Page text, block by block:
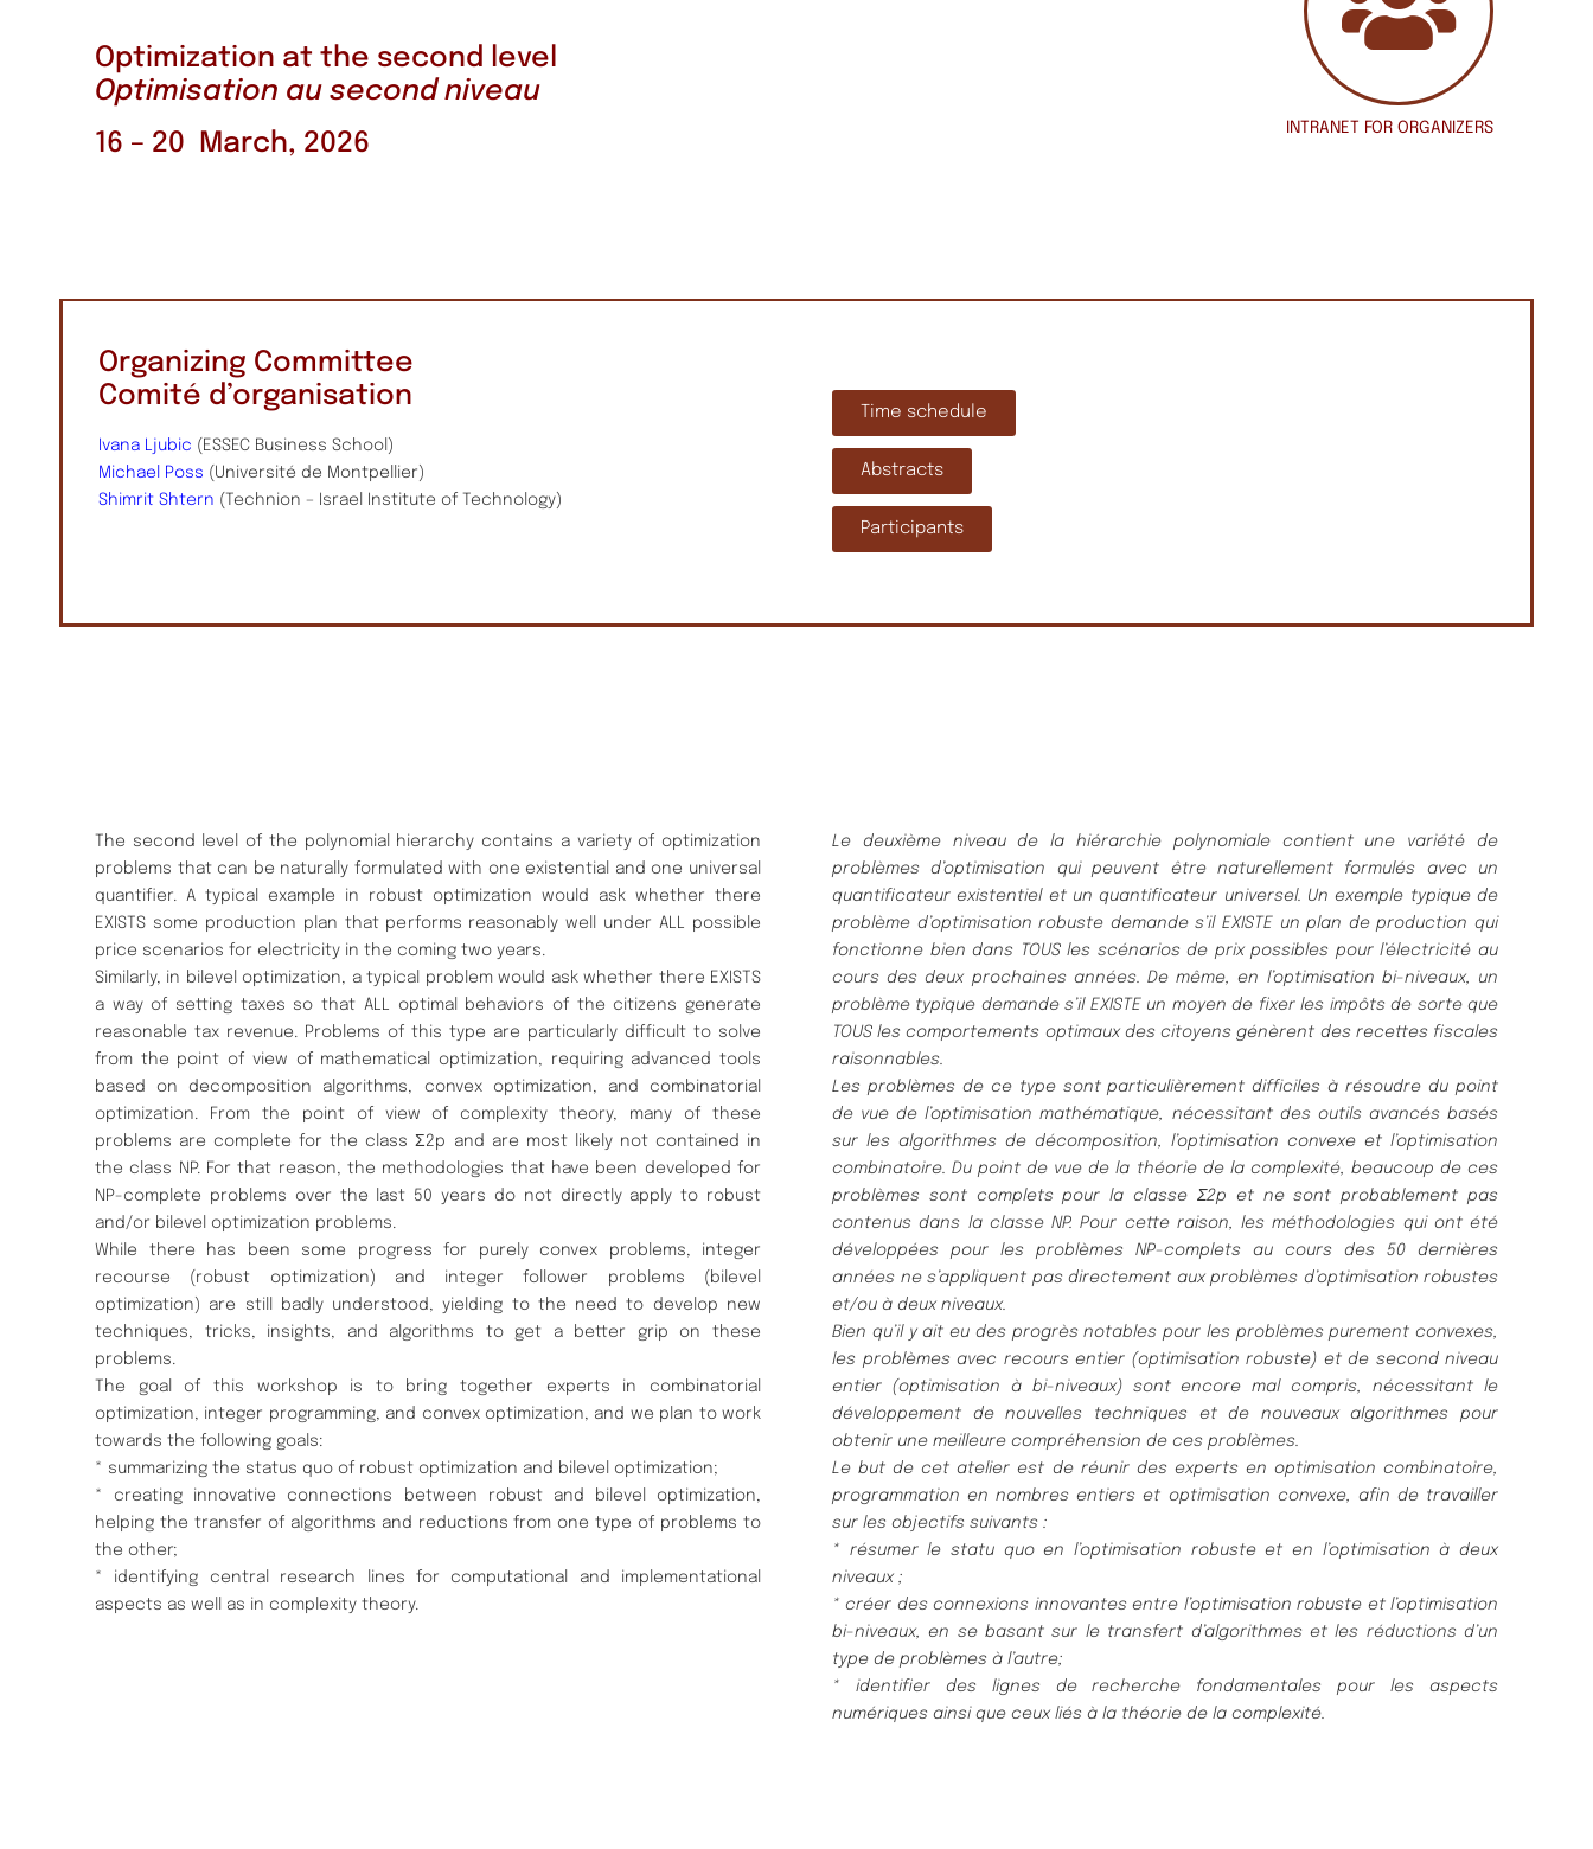
Optimization at the second level
Optimisation au second niveau
16 – 20 March, 2026
INTRANET FOR ORGANIZERS
Organizing Committee
Comité d’organisation
Ivana Ljubic (ESSEC Business School)
Michael Poss (Université de Montpellier)
Shimrit Shtern (Technion – Israel Institute of Technology)
Time schedule
Abstracts
Participants
The second level of the polynomial hierarchy contains a variety of optimization
problems that can be naturally formulated with one existential and one universal
quantifier. A typical example in robust optimization would ask whether there
EXISTS some production plan that performs reasonably well under ALL possible
price scenarios for electricity in the coming two years.
Similarly, in bilevel optimization, a typical problem would ask whether there EXISTS
a way of setting taxes so that ALL optimal behaviors of the citizens generate
reasonable tax revenue. Problems of this type are particularly difficult to solve
from the point of view of mathematical optimization, requiring advanced tools
based on decomposition algorithms, convex optimization, and combinatorial
optimization. From the point of view of complexity theory, many of these
problems are complete for the class Σ2p and are most likely not contained in
the class NP. For that reason, the methodologies that have been developed for
NP-complete problems over the last 50 years do not directly apply to robust
and/or bilevel optimization problems.
While there has been some progress for purely convex problems, integer
recourse (robust optimization) and integer follower problems (bilevel
optimization) are still badly understood, yielding to the need to develop new
techniques, tricks, insights, and algorithms to get a better grip on these
problems.
The goal of this workshop is to bring together experts in combinatorial
optimization, integer programming, and convex optimization, and we plan to work
towards the following goals:
* summarizing the status quo of robust optimization and bilevel optimization;
* creating innovative connections between robust and bilevel optimization,
helping the transfer of algorithms and reductions from one type of problems to
the other;
* identifying central research lines for computational and implementational
aspects as well as in complexity theory.
Le deuxième niveau de la hiérarchie polynomiale contient une variété de
problèmes d’optimisation qui peuvent être naturellement formulés avec un
quantificateur existentiel et un quantificateur universel. Un exemple typique de
problème d’optimisation robuste demande s’il EXISTE un plan deproduction qui
fonctionne bien dans TOUS les scénarios de prix possibles pour l’électricité au
coursdes deux prochaines années. De même, en l’optimisation bi-niveaux, un
problème typique demandes’il EXISTE un moyen de fixer les impôts de sorte que
TOUS les comportements optimaux descitoyens génèrent des recettes fiscales
raisonnables.
Les problèmes de ce type sont particulièrement difficiles à résoudre du point
de vue del’optimisation mathématique, nécessitant des outils avancés basés
sur les algorithmes de décomposition, l’optimisation convexe et l’optimisation
combinatoire. Du point de vue de la théorie de la complexité, beaucoup de ces
problèmes sont complets pour la classe Σ2p et ne sontprobablement pas
contenus dans la classe NP. Pour cette raison, les méthodologies qui ont été
développées pour les problèmes NP-complets au cours des 50 dernières
années ne s’appliquent pas directement aux problèmes d’optimisation robustes
et/ou à deux niveaux.
Bien qu’il y ait eu des progrès notables pour les problèmes purement convexes,
les problèmes avec recours entier (optimisation robuste) et de second niveau
entier (optimisation à bi-niveaux) sontencore mal compris, nécessitant le
développement de nouvelles techniques et de nouveauxalgorithmes pour
obtenir une meilleure compréhension de ces problèmes.
Le but de cet atelier est de réunir des experts en optimisation combinatoire,
programmation ennombres entiers et optimisation convexe, afin de travailler
sur les objectifs suivants :
* résumer le statu quo en l’optimisation robuste et en l’optimisation à deux
niveaux ;
* créer des connexions innovantes entre l’optimisation robuste et l’optimisation
bi-niveaux, en sebasant sur le transfert d’algorithmes et les réductions d’un
type de problèmes à l’autre;
* identifier des lignes de recherche fondamentales pour les aspects
numériques ainsi que ceux liés à la théorie de la complexité.